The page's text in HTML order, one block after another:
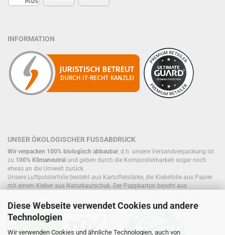
Diese Webseite verwendet Cookies und andere
Technologien
Wir verwenden Cookies und ähnliche Technologien, auch von
INFORMATION
UNSER ÖKOLOGISCHER FUSSABDRUCK
Wir verpacken 100% biologisch abbaubar, d.h. unsere Versandverpackung ist
zu 100% Klimaneutral und geben durch die Kompostierbarkeit sogar noch
etwas an die Umwelt zurück.
Unsere Luftpolsterfolie besteht aus Kartoffelstärke, die Klebefolie aus Papier
mit einem Kleber aus Naturkautschuk. Der Pappkarton beseht aus
Füllmaterial, bereits im Kreislauf befinden.